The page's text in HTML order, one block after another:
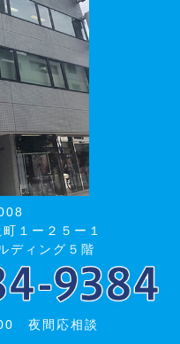
１ー２５ー１
ディング５階
夜間応相談